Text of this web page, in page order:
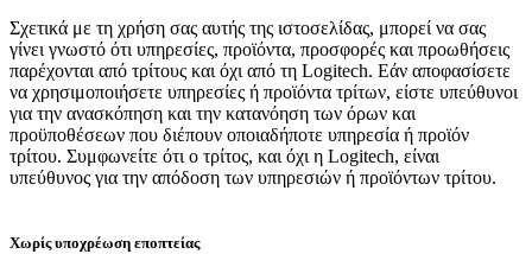
Σχετικά με τη χρήση σας αυτής της ιστοσελίδας, μπορεί να σας
γίνει γνωστό ότι υπηρεσίες, προϊόντα, προσφορές και προωθήσεις
παρέχονται από τρίτους και όχι από τη Logitech. Εάν αποφασίσετε
να χρησιμοποιήσετε υπηρεσίες ή προϊόντα τρίτων, είστε υπεύθυνοι
για την ανασκόπηση και την κατανόηση των όρων και
προϋποθέσεων που διέπουν οποιαδήποτε υπηρεσία ή προϊόν
τρίτου. Συμφωνείτε ότι ο τρίτος, και όχι η Logitech, είναι
υπεύθυνος για την απόδοση των υπηρεσιών ή προϊόντων τρίτου.
Χωρίς υποχρέωση εποπτείας